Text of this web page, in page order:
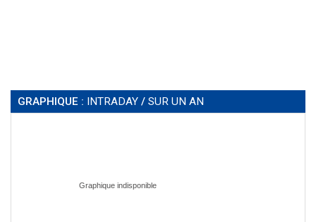
GRAPHIQUE : INTRADAY / SUR UN AN